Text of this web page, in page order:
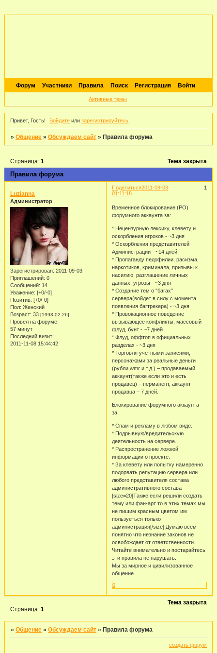
Форум Участники Правила Поиск Регистрация Войти
Активные темы
Привет, Гость! Войдите илизарегистрируйтесь
»Общение »Обсуждаем сайт »Правила форума
Правила форума
Страница:1 Тема закрыта
Поделиться 1
2011-09-03
01:11:18
Luzianna
Администратор
Зарегистрирован: 2011-09-03
Приглашений: 0
Сообщений: 14
Уважение: [+0/-0]
Позитив: [+0/-0]
Пол: Женский
Возраст: 33 [1993-02-26]
Провел на форуме:
57 минут
Последний визит:
2011-11-08 15:44:42
Временное блокирование (РО)
форумного аккаунта за:
* Нецензурную лексику, клевету и
оскорбления игроков - ~3 дня
* Оскорбления представителей
Администрации - ~14 дней
* Пропаганду педофилии, расизма,
наркотиков, криминала, призывы к
насилию, разглашение личных
данных, угрозы - ~3 дня
* Создание тем о "багах"
сервера(войдет в силу с момента
появления багтрекера) - ~3 дня
* Провокационное поведение
вызывающее конфликты, массовый
флуд, бунт - ~7 дней
* Флуд, оффтоп в официальных
разделах - ~3 дня
* Торговля учетными записями,
персонажами за реальные деньги
(рубли,wmr и т.д.) – продаваемый
аккаунт(также если это и есть
продавец) – перманент, аккаунт
продавца – 7 дней.
Блокирование форумного аккаунта
за:
* Спам и рекламу в любом виде.
* Подрывную/вредительскую
деятельность на сервере.
* Распространение ложной
информации о проекте.
* За клевету или попытку намеренно
подорвать репутацию сервера или
любого представителя состава
административного состава
[size=20]Также если решили создать
тему или фан-арт то в этих темах мы
не пишим красным цветом им
пользуеться только
администрация[/size]!Думаю всем
понятно что незнание законов не
освобождает от ответственности.
Читайте внимательно и постарайтесь
эти правила не нарушать.
Мы за мирное и цивилизованное
общение
0
Тема закрыта
Страница:1
»Общение »Обсуждаем сайт »Правила форума
создать форум